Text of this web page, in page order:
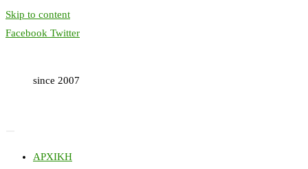
Skip to content
Facebook Twitter
since 2007
ΑΡΧΙΚΗ